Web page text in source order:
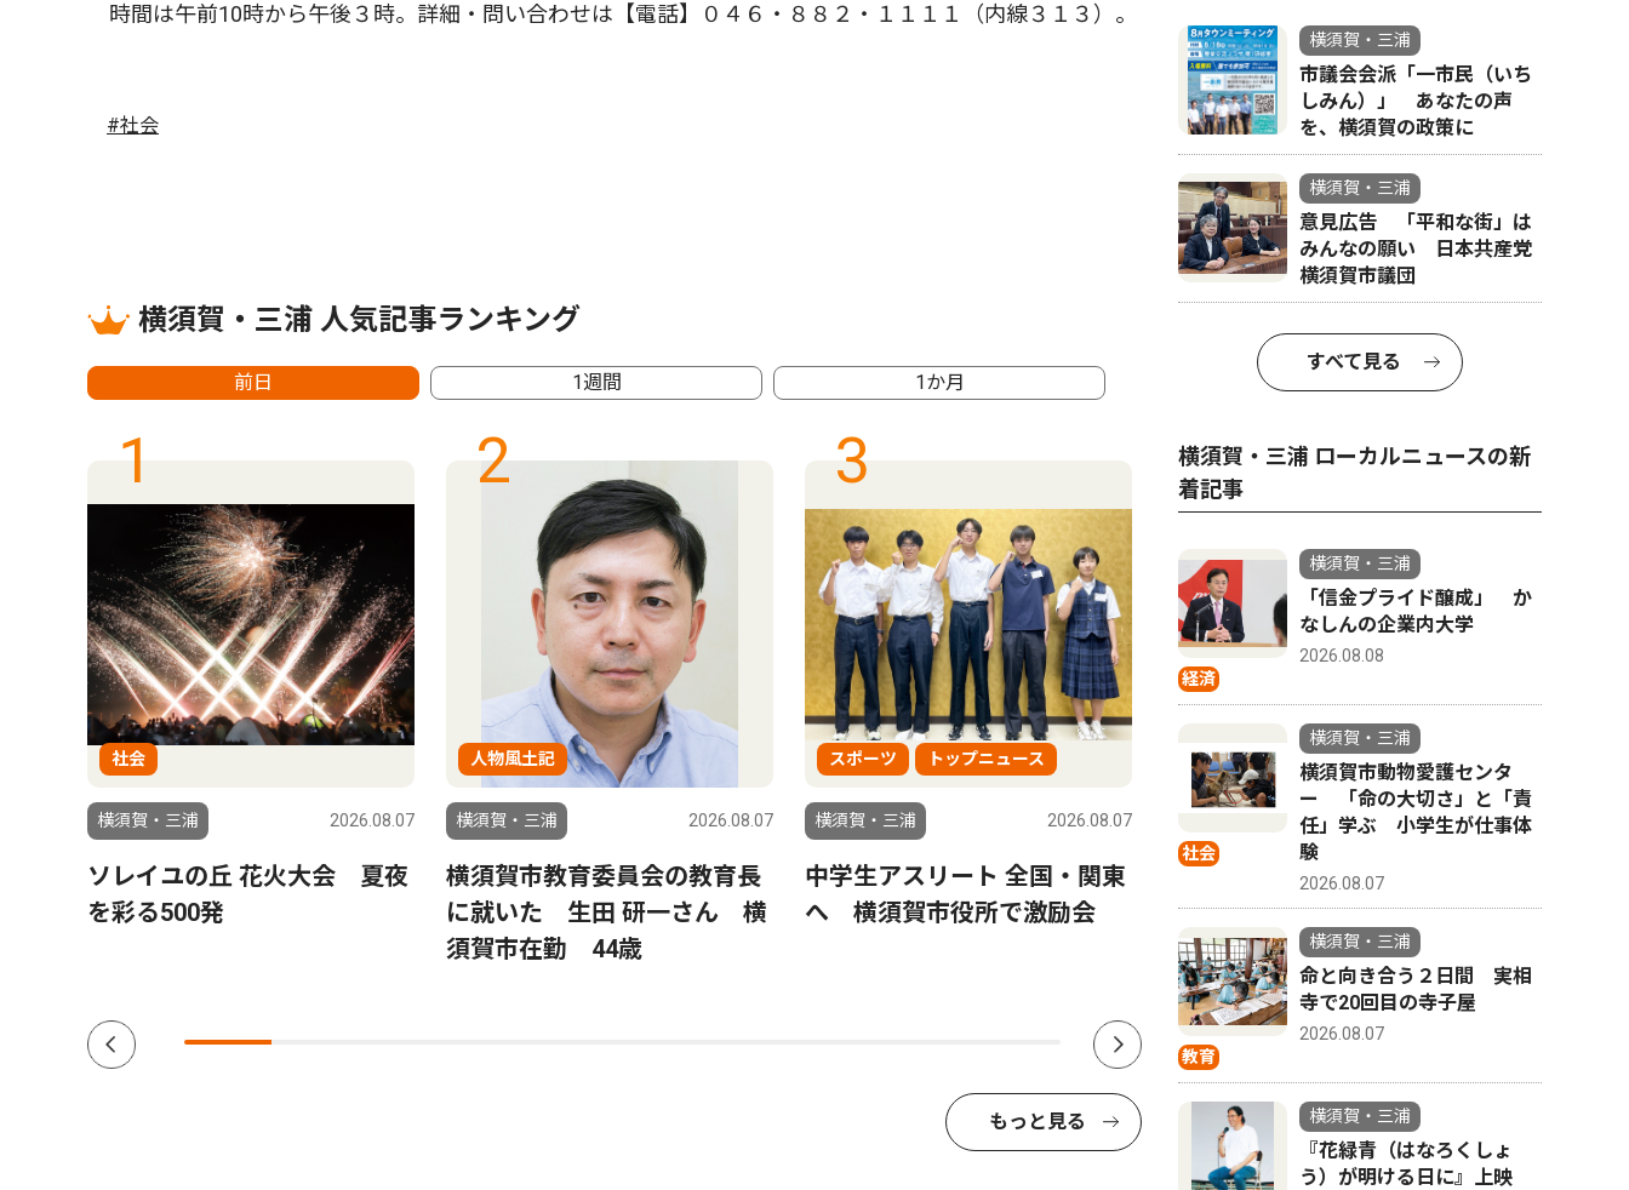
時間は午前10時から午後３時。詳細・問い合わせは【電話】０４６・８８２・１１１１（内線３１３）。
#社会
横須賀・三浦 人気記事ランキング
前日 1週間 1か月
1
社会
横須賀・三浦 2026.08.07
ソレイユの丘 花火大会 夏夜
を彩る500発
2
人物風土記
横須賀・三浦 2026.08.07
横須賀市教育委員会の教育長
に就いた 生田 研一さん 横
須賀市在勤 44歳
3
スポーツ トップニュース
横須賀・三浦 2026.08.07
中学生アスリート 全国・関東
へ 横須賀市役所で激励会
4
文化
2026.08.07
ビーチに響く魂の叫び 三崎
海岸でゴスペルライブ
「命の大
もっと見る
横須賀・三浦
市議会会派「一市民（いち
しみん）」 あなたの声
を、横須賀の政策に
横須賀・三浦
意見広告 「平和な街」は
みんなの願い 日本共産党
横須賀市議団
すべて見る
横須賀・三浦 ローカルニュースの新
着記事
経済
横須賀・三浦
「信金プライド醸成」 か
なしんの企業内大学
2026.08.08
社会
横須賀・三浦
横須賀市動物愛護センタ
ー 「命の大切さ」と「責
任」学ぶ 小学生が仕事体
験
2026.08.07
教育
横須賀・三浦
命と向き合う２日間 実相
寺で20回目の寺子屋
2026.08.07
横須賀・三浦
『花緑青（はなろくしょ
う）が明ける日に』上映